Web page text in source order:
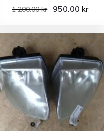
1 200.00kr 950.00 kr